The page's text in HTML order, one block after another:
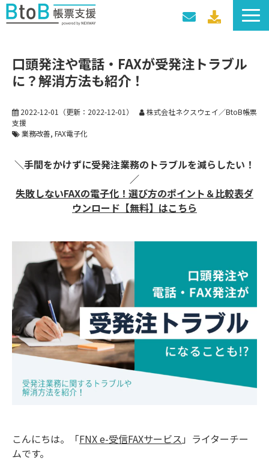
導入事例
料金プラン
セミナー・イベント
口頭発注や電話・FAXが受発注トラブル
に？解消方法も紹介！
2022-12-01 （更新： 2022-12-01 ）
株式会社ネクスウェイ／BtoB帳票
支援
業務改善 FAX電子化
＼手間をかけずに受発注業務のトラブルを減らしたい！
／
失敗しないFAXの電子化！ 選び方のポイント＆比較表ダ
ウンロード【無料】はこちら
こんにちは。「FNX e-受信FAXサービス 」ライターチー
ムです。